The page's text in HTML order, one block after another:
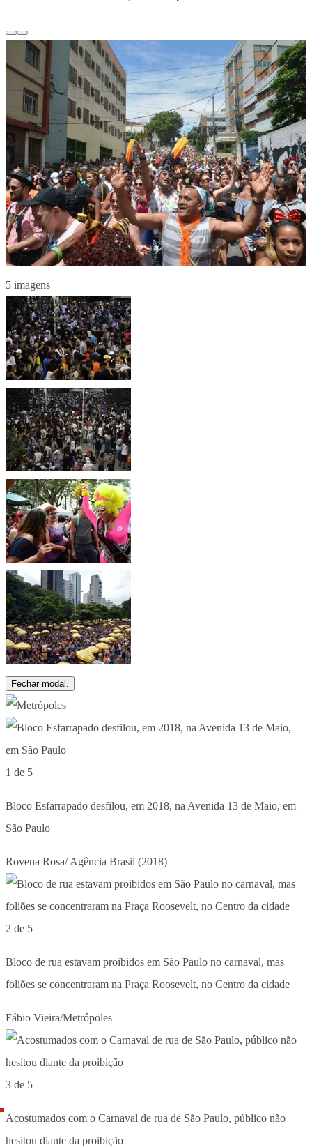
5 imagens
Fechar modal.
1 de 5
Bloco Esfarrapado desfilou, em 2018, na Avenida 13 de Maio, em
São Paulo
Rovena Rosa/ Agência Brasil (2018)
2 de 5
Bloco de rua estavam proibidos em São Paulo no carnaval, mas
foliões se concentraram na Praça Roosevelt, no Centro da cidade
Fábio Vieira/Metrópoles
3 de 5
Acostumados com o Carnaval de rua de São Paulo, público não
hesitou diante da proibição